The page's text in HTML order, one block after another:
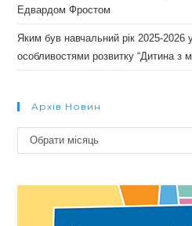
Едвардом Фростом
Яким був навчальний рік 2025-2026
особливостями розвитку “Дитина з
Архів Новин
Архів
новин
Обрати місяць